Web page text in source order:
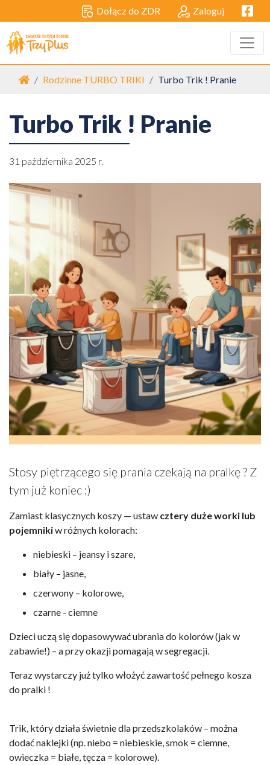
Dołącz do ZDR Zaloguj
Strona główna
Rodzinne TURBO TRIKI Turbo Trik ! Pranie
Turbo Trik ! Pranie
31 października 2025 r.
Stosy piętrzącego się prania czekają na pralkę ? Z
tym już koniec :)
Zamiast klasycznych koszy — ustaw cztery duże worki lub
pojemnikiw różnych kolorach:
niebieski – jeansy i szare,
biały – jasne,
czerwony – kolorowe,
czarne - ciemne
Dzieci uczą się dopasowywać ubrania do kolorów (jak w
zabawie!) – a przy okazji pomagają w segregacji.
Teraz wystarczy już tylko włożyć zawartość pełnego kosza
do pralki !
Trik, który działa świetnie dla przedszkolaków – można
dodać naklejki (np. niebo = niebieskie, smok = ciemne,
owieczka = białe, tęcza = kolorowe).